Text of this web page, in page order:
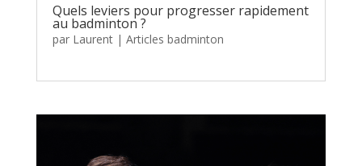
Quels leviers pour progresser rapidement
au badminton ?
par Laurent| Articles badminton